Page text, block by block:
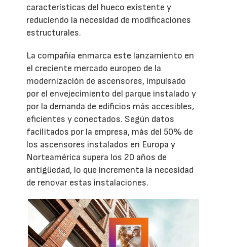
características del hueco existente y
reduciendo la necesidad de modificaciones
estructurales.
La compañía enmarca este lanzamiento en
el creciente mercado europeo de la
modernización de ascensores, impulsado
por el envejecimiento del parque instalado y
por la demanda de edificios más accesibles,
eficientes y conectados. Según datos
facilitados por la empresa, más del 50% de
los ascensores instalados en Europa y
Norteamérica supera los 20 años de
antigüedad, lo que incrementa la necesidad
de renovar estas instalaciones.